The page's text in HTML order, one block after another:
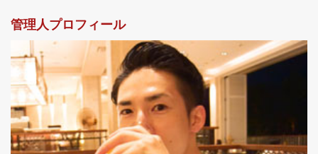
管理人プロフィール